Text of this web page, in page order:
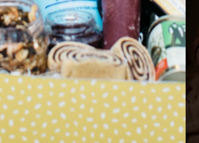
ומשם היינו
הצבעים
ובכל ערב
מתוך כל
את “קופסא
בשוק,